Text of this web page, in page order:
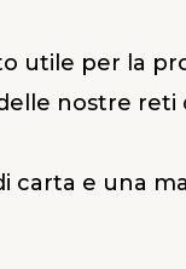
utile per la
nostre
carta e una